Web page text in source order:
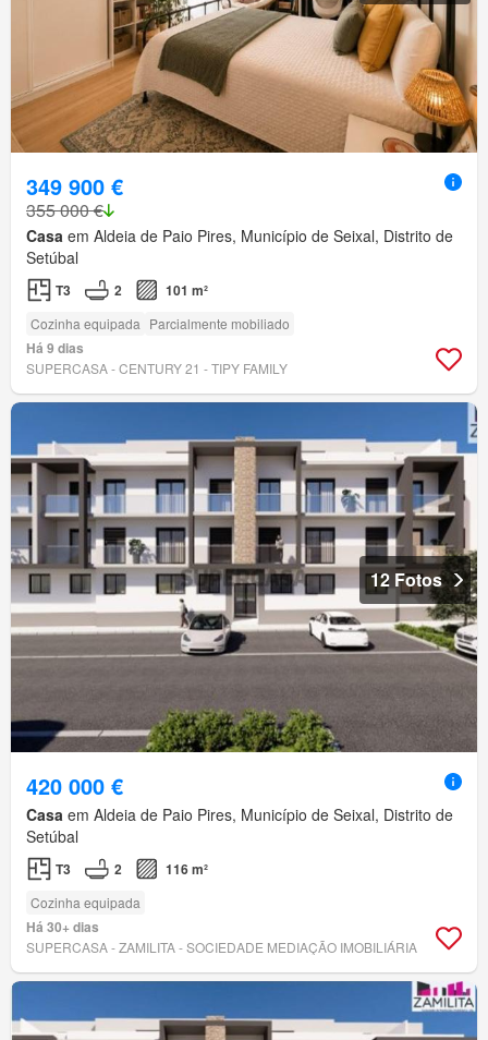
349 900 €
355 000 €
Casa em Aldeia de Paio Pires, Município de Seixal, Distrito de
Setúbal
T3 2 101 m²
Cozinha equipada Parcialmente mobiliado
Há 9 dias
SUPERCASA - CENTURY 21 - TIPY FAMILY
12 Fotos
420 000 €
Casa em Aldeia de Paio Pires, Município de Seixal, Distrito de
Setúbal
T3 2 116 m²
Cozinha equipada
Há 30+ dias
SUPERCASA - ZAMILITA - SOCIEDADE MEDIAÇÃO IMOBILIÁRIA